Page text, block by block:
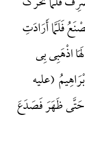
فَلَمَّا أَرَادَتِ
اذْهَبِی بِی
(علیه
حَتَّی ظَهَرَ فَصَدَعَ